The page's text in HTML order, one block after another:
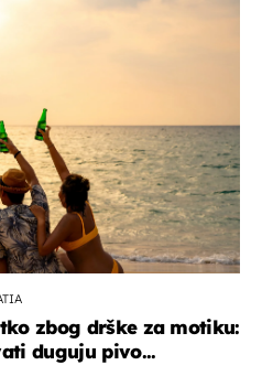
zbog drške za motiku:
duguju pivo...